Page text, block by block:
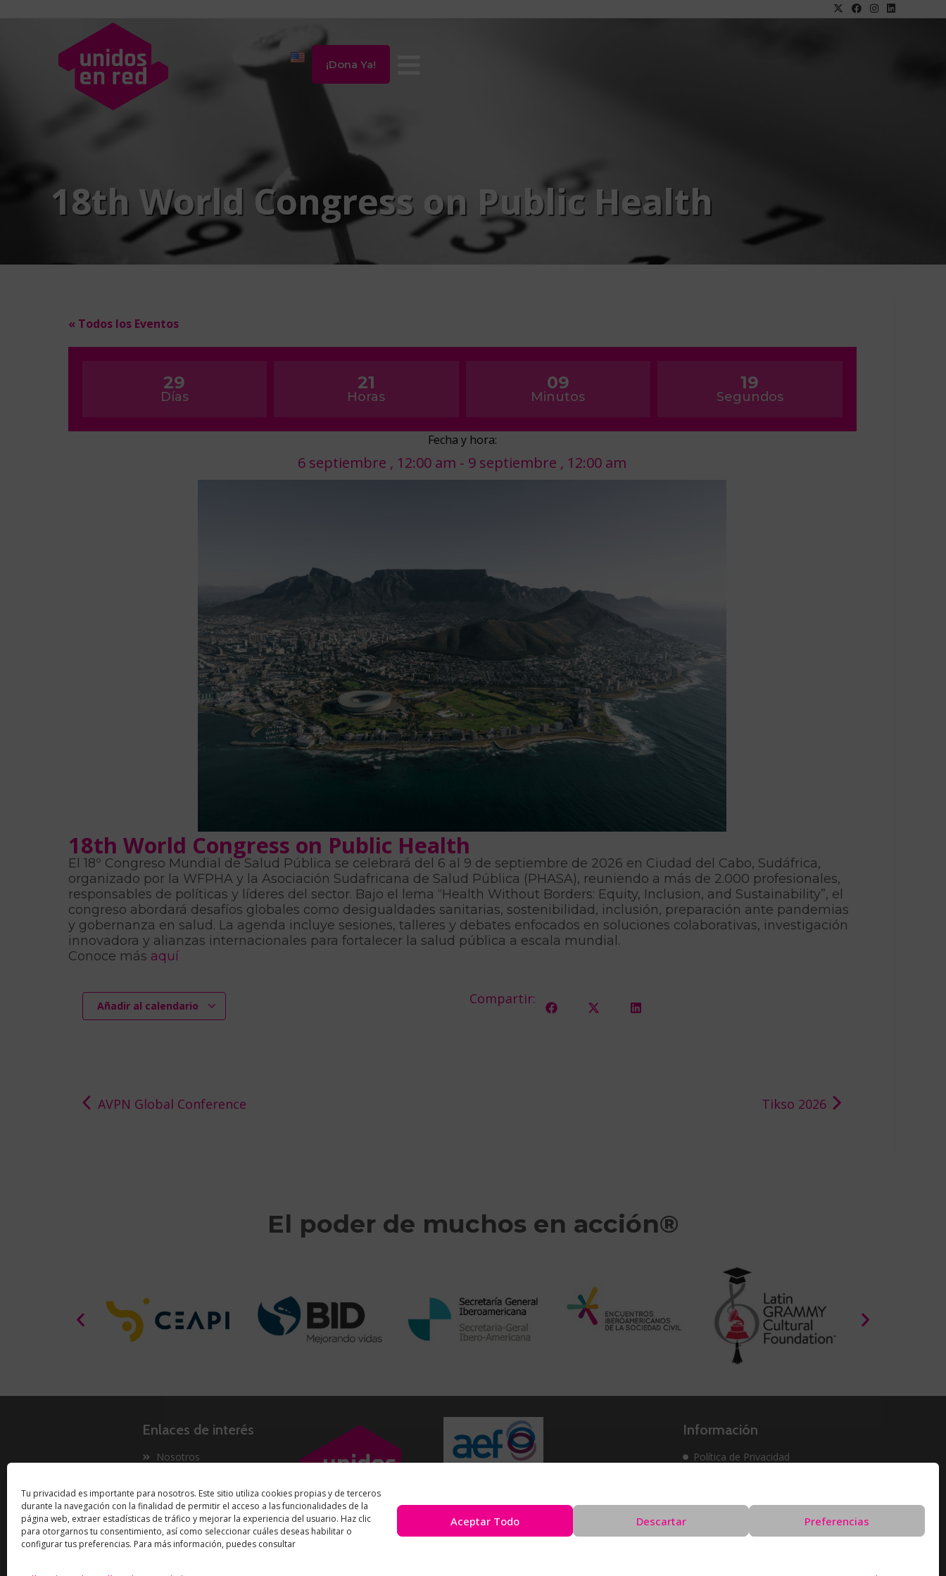
Tu privacidad es importante para nosotros. Este sitio utiliza cookies propias y de terceros
durante la navegación con la finalidad de permitir el acceso a las funcionalidades de la
página web, extraer estadísticas de tráfico y mejorar la experiencia del usuario. Haz clic
para otorgarnos tu consentimiento, así como seleccionar cuáles deseas habilitar o
configurar tus preferencias. Para más información, puedes consultar
Aceptar Todo Descartar Preferencias
¡Dona Ya!
18th World Congress on Public Health
« Todos los Eventos
29
Días
21
Horas
09
Minutos
19
Segundos
Fecha y hora:
6 septiembre , 12:00 am - 9 septiembre , 12:00 am
18th World Congress on Public Health
El 18º Congreso Mundial de Salud Pública se celebrará del 6 al 9 de septiembre de 2026 en Ciudad del Cabo, Sudáfrica,
organizado por la WFPHA y la Asociación Sudafricana de Salud Pública (PHASA), reuniendo a más de 2.000 profesionales,
responsables de políticas y líderes del sector. Bajo el lema “Health Without Borders: Equity, Inclusion, and Sustainability”, el
congreso abordará desafíos globales como desigualdades sanitarias, sostenibilidad, inclusión, preparación ante pandemias
y gobernanza en salud. La agenda incluye sesiones, talleres y debates enfocados en soluciones colaborativas, investigación
innovadora y alianzas internacionales para fortalecer la salud pública a escala mundial.
Conoce más aquí
Añadir al calendario Compartir:
AVPN Global Conference Tikso 2026
El poder de muchos en acción®
Enlaces de interés
Nosotros
Innovación
Now
Información
Política de Privacidad